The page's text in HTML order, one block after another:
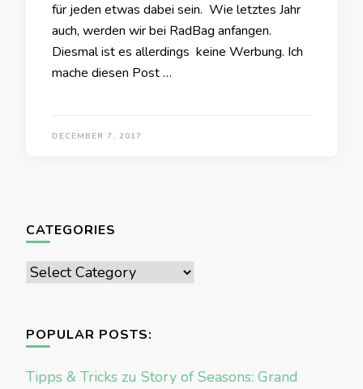
für jeden etwas dabei sein. Wie letztes Jahr
auch, werden wir bei RadBag anfangen.
Diesmal ist es allerdings keine Werbung. Ich
mache diesen Post …
DECEMBER 7, 2017
CATEGORIES
Categories
POPULAR POSTS:
Tipps & Tricks zu Story of Seasons: Grand